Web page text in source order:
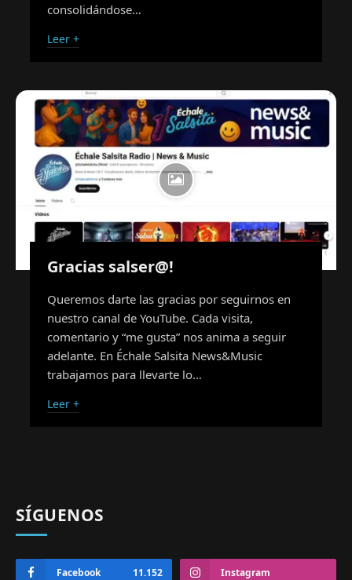
consolidándose…
Leer +
Gracias salser@!
Queremos darte las gracias por seguirnos en
nuestro canal de YouTube. Cada visita,
comentario y “me gusta” nos anima a seguir
adelante. En Échale Salsita News&Music
trabajamos para llevarte lo…
Leer +
SÍGUENOS
Facebook 11.152 Instagram